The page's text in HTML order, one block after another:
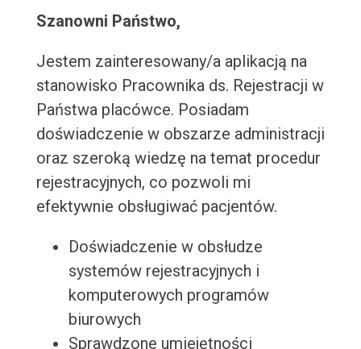
Szanowni Państwo,
Jestem zainteresowany/a aplikacją na
stanowisko Pracownika ds. Rejestracji w
Państwa placówce. Posiadam
doświadczenie w obszarze administracji
oraz szeroką wiedzę na temat procedur
rejestracyjnych, co pozwoli mi
efektywnie obsługiwać pacjentów.
Doświadczenie w obsłudze
systemów rejestracyjnych i
komputerowych programów
biurowych
Sprawdzone umiejętności